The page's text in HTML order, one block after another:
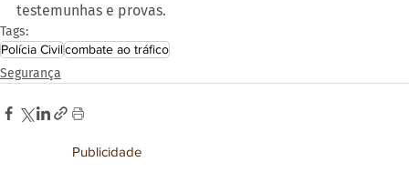
testemunhas e provas.
Tags:
Polícia Civilcombate ao tráfico
Segurança
Publicidade